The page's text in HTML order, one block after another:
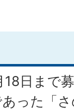
18日まで
った「